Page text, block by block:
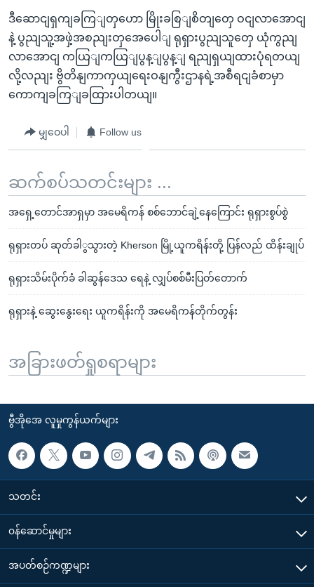
ဒီဆောငျရှကျခကြျတှဟော မြိုးခစြျစိတျတှေ ဝငျလာအောငျ
နဲ့ ပွညျသူ့အဖှဲ့အစညျးတှအေပေါျ ရုရှားပွညျသူတှေ ယုံကွညျ
လာအောငျ ကယြျကယြျပွန့ျပွန့ျ ရညျရှယျထားပုံရတယျ
လို့လညျး ဗွိတိနျကာကှယျရေးဝနျကွီးဌာနရဲ့အစီရငျခံစာမှာ
ကောကျခကြျခထြားပါတယျ။
မျှဝေပါ Follow us
ဆက်စပ်သတင်းများ ...
အရှေ့တောင်အာရှမှာ အမေရိကန် စစ်ဘောင်ချဲ့နေကြောင်း ရုရှားစွပ်စွဲ
ရုရှားတပ် ဆုတ်ခါွသွားတဲ့ Kherson မြို့ယူကရိန်းတို့ ပြန်လည် ထိန်းချုပ်
ရုရှားသိမ်းပိုက်ခံ ခါဆွန်ဒေသ ရေနဲ့ လျှပ်စစ်မီးပြတ်တောက်
ရုရှားနဲ့ ဆွေးနွေးရေး ယူကရိန်းကို အမေရိကန်တိုက်တွန်း
အခြားဖတ်ရှုစရာများ
ဗွီအိုအေ လူမှုကွန်ယက်များ
သတင်း
၀န်ဆောင်မှုများ
အပတ်စဉ်ကဏ္ဍများ